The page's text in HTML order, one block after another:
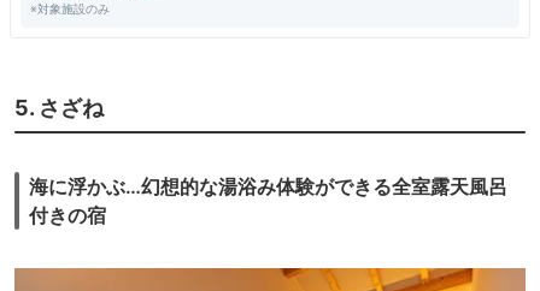
※対象施設のみ
5. さざね
海に浮かぶ…幻想的な湯浴み体験ができる全室露天風呂
付きの宿